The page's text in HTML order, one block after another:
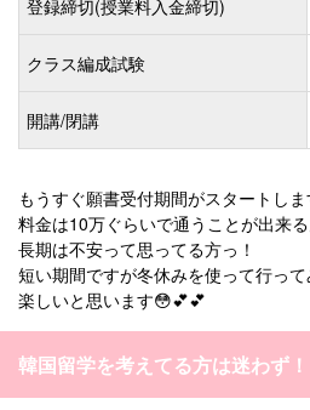
登録締切(授業料入金締切)
クラス編成試験
開講/閉講
もうすぐ願書受付期間がスタートしま
料金は10万ぐらいで通うことが出来
長期は不安って思ってる方っ！
短い期間ですが冬休みを使って行って
楽しいと思います😳💕💕
韓国留学を考えてる方は迷わず！